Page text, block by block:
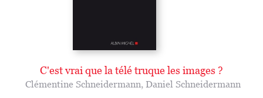
C'est vrai que la télé truque les images ?
Clémentine Schneidermann, Daniel Schneidermann